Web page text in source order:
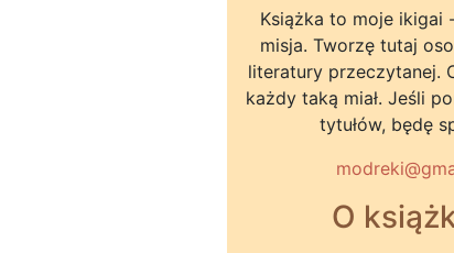
Książka to moje ikigai
misja. Tworzę tutaj
literatury przeczytanej.
każdy taką miał. Jeśli
tytułów, będę
O